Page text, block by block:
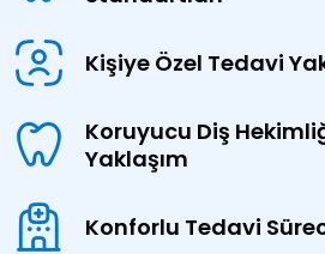
Kişiye Özel Tedavi
Koruyucu Diş
Yaklaşım
Konforlu Tedavi